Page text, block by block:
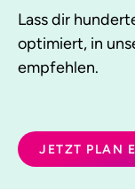
Lass dir
optimiert, in
empfehlen.
JETZT PLAN